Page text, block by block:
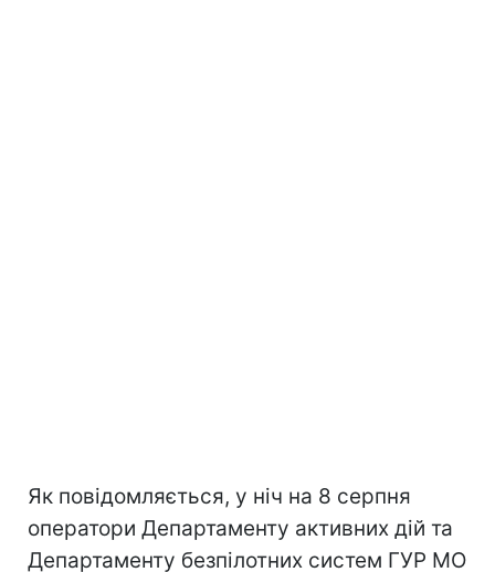
Як повідомляється, у ніч на 8 серпня
оператори Департаменту активних дій та
Департаменту безпілотних систем ГУР МО